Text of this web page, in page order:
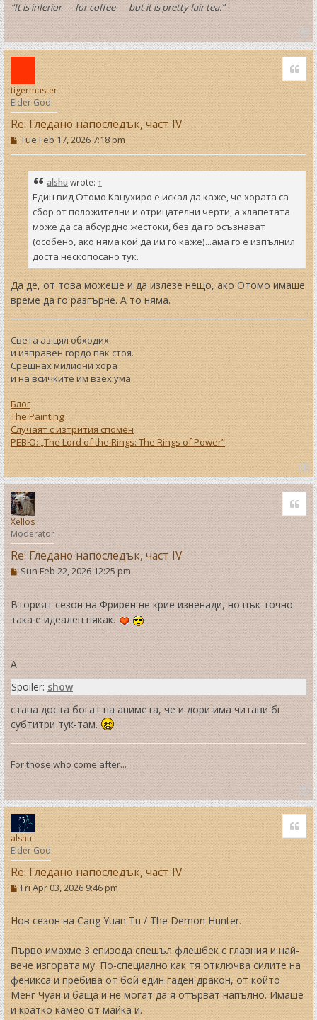
“It is inferior — for coffee — but it is pretty fair tea.”
T
o
p
tigermaster
Elder God
Re: Гледано напоследък, част IV
P
o
s
Tue Feb 17, 2026 7:18 pm
alshu wrote: ↑
Един вид Отомо Кацухиро е искал да каже, че хората са
сбор от положителни и отрицателни черти, а хлапетата
може да са абсурдно жестоки, без да го осъзнават
(особено, ако няма кой да им го каже)...ама го е изпълнил
доста нескопосано тук.
Да де, от това можеше и да излезе нещо, ако Отомо имаше
време да го разгърне. А то няма.
Света аз цял обходих
и изправен гордо пак стоя.
Срещнах милиони хора
и на всичките им взех ума.
Блог
The Painting
Случаят с изтрития спомен
РЕВЮ: „The Lord of the Rings: The Rings of Power”
T
o
p
Xellos
Moderator
Re: Гледано напоследък, част IV
P
o
s
t
Sun Feb 22, 2026 12:25 pm
Вторият сезон на Фрирен не крие изненади, но пък точно
така е идеален някак.
А
Spoiler: show
стана доста богат на анимета, че и дори има читави бг
субтитри тук-там.
For those who come after...
T
o
p
alshu
Elder God
Re: Гледано напоследък, част IV
P
o
s
t
Fri Apr 03, 2026 9:46 pm
Нов сезон на Cang Yuan Tu / The Demon Hunter.
Първо имахме 3 епизода спешъл флешбек с главния и най-
вече изгората му. По-специално как тя отключва силите на
феникса и пребива от бой един гаден дракон, от който
Менг Чуан и баща и не могат да я отърват напълно. Имаше
и кратко камео от майка и.